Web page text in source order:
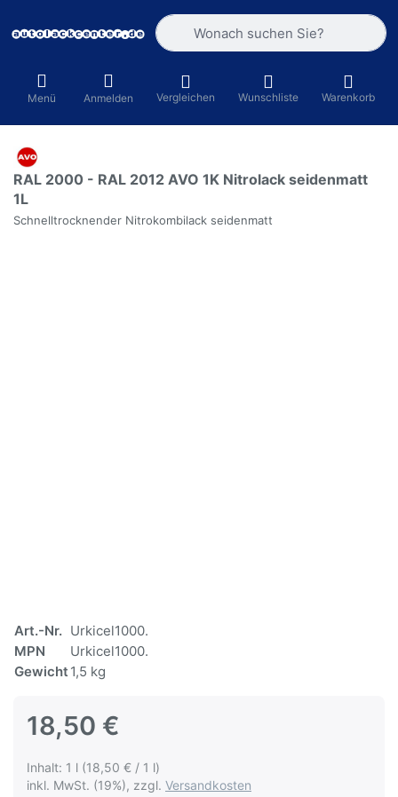
Geben Sie einen Suchbegriff ein.
Menü Anmelden Vergleichen Wunschliste Warenkorb
RAL 2000 - RAL 2012 AVO 1K Nitrolack seidenmatt
1L
Schnelltrocknender Nitrokombilack seidenmatt
Art.-Nr. Urkicel1000.
MPN
Urkicel1000.
Gewicht 1,5 kg
18,50 €
Inhalt: 1 l (18,50 € / 1 l)
inkl. MwSt. (19%), zzgl. Versandkosten